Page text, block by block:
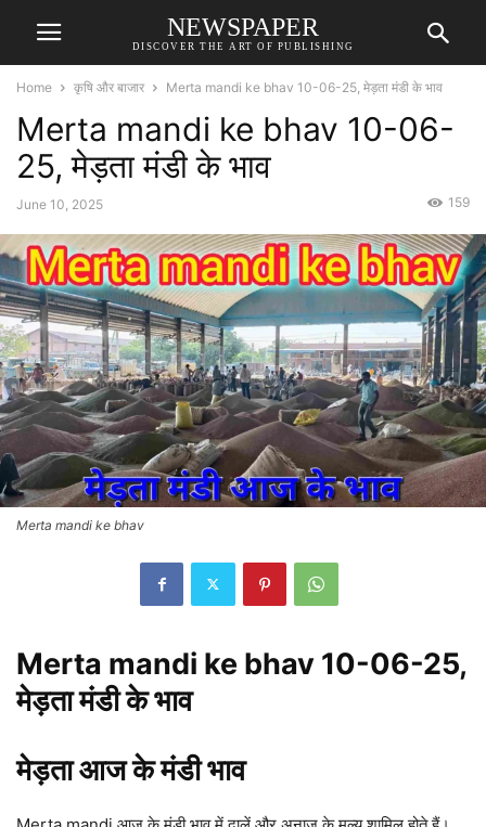
NEWSPAPER
DISCOVER THE ART OF PUBLISHING
Home कृषि और बाजार Merta mandi ke bhav 10-06-25, मेड़ता मंडी के भाव
Merta mandi ke bhav 10-06-
25, मेड़ता मंडी के भाव
June 10, 2025 159
Merta mandi ke bhav
Merta mandi ke bhav 10-06-25,
मेड़ता मंडी के भाव
मेड़ता आज के मंडी भाव